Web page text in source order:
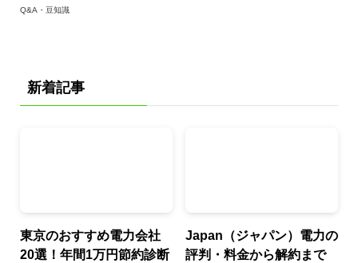
Q&A・豆知識
新着記事
東京のおすすめ電力会社
20選！年間1万円節約診断
Japan（ジャパン）電力の
評判・料金から解約まで